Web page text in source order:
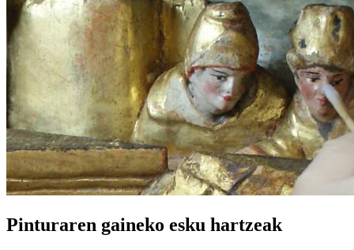
Pinturaren gaineko esku hartzeak